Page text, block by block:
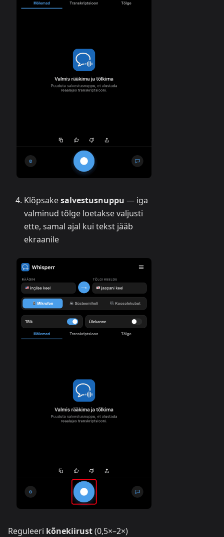
Klõpsakesalvestusnuppu — iga
valminud tõlge loetakse valjusti
ette, samal ajal kui tekst jääb
ekraanile
Reguleeri kõnekiirust(0,5×–2×)